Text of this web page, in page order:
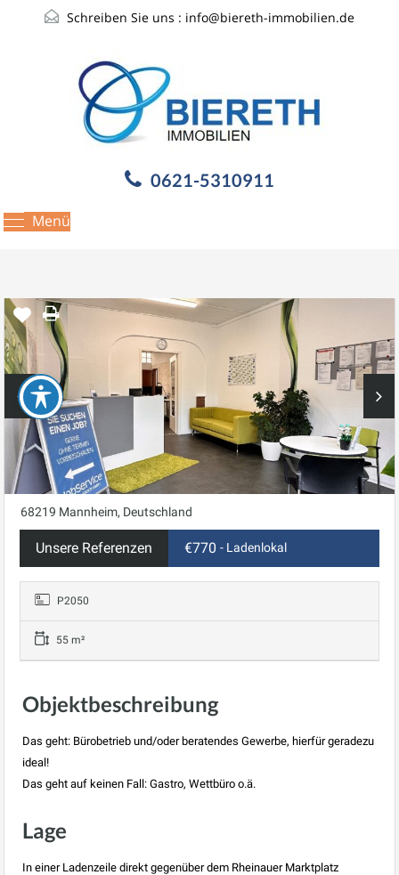
Schreiben Sie uns : info@biereth-immobilien.de
0621-5310911
Menü
68219 Mannheim, Deutschland
Unsere Referenzen €770 - Ladenlokal
P2050
55 m²
Objektbeschreibung
Das geht: Bürobetrieb und/oder beratendes Gewerbe, hierfür geradezu
ideal!
Das geht auf keinen Fall: Gastro, Wettbüro o.ä.
Lage
In einer Ladenzeile direkt gegenüber dem Rheinauer Marktplatz